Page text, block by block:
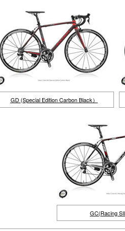
GD (Special Edition Carbon Black）
GC(Racing